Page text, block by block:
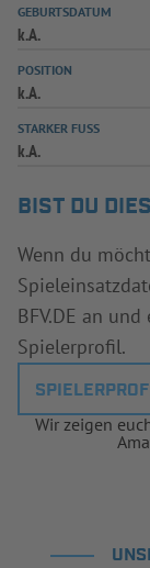
GEBURTSDATUM
k.A.
POSITION
k.A.
STARKER FUSS
k.A.
BIST DU
Wenn du
BFV.DE an
Spielerprofil.
Wir zeigen